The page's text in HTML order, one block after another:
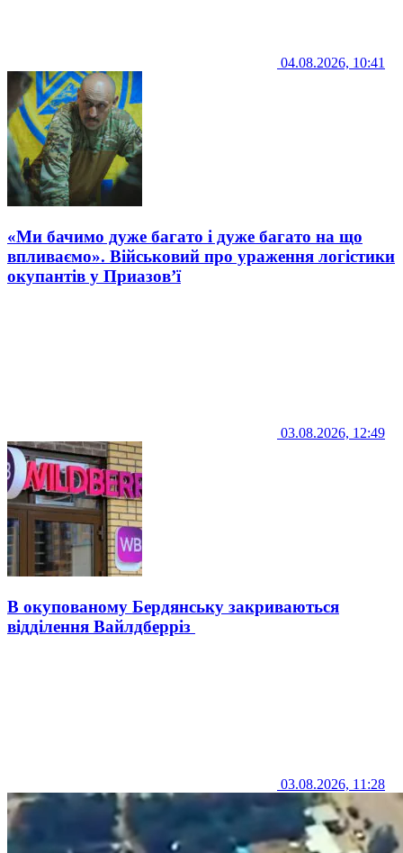
04.08.2026, 10:41
«Ми бачимо дуже багато і дуже багато на що
впливаємо». Військовий про ураження логістики
окупантів у Приазов’ї
03.08.2026, 12:49
В окупованому Бердянську закриваються
відділення Вайлдберріз
03.08.2026, 11:28